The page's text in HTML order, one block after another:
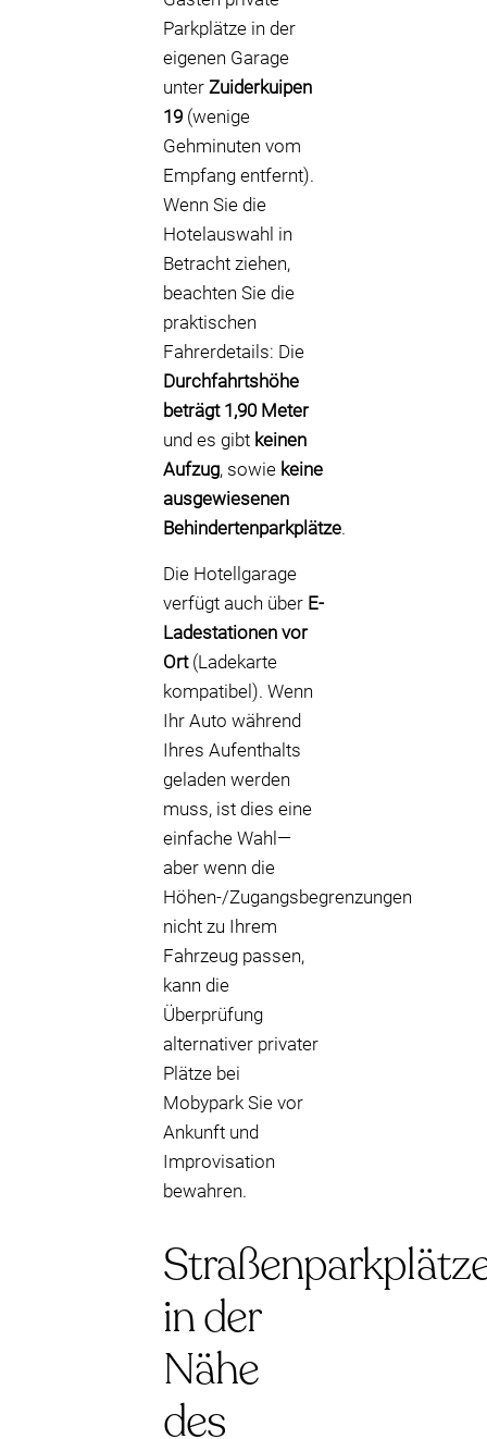
Parkplätze in der
eigenen Garage
unter Zuiderkuipen
19 (wenige
Gehminuten vom
Empfang entfernt).
Wenn Sie die
Hotelauswahl in
Betracht ziehen,
beachten Sie die
praktischen
Fahrerdetails: Die
Durchfahrtshöhe
beträgt 1,90 Meter
und es gibt keinen
Aufzug, sowie keine
ausgewiesenen
Behindertenparkplätze.
Die Hotellgarage
verfügt auch über E-
Ladestationen vor
Ort(Ladekarte
kompatibel). Wenn
Ihr Auto während
Ihres Aufenthalts
geladen werden
muss, ist dies eine
einfache Wahl—
aber wenn die
Höhen-/Zugangsbegrenzungen
nicht zu Ihrem
Fahrzeug passen,
kann die
Überprüfung
alternativer privater
Plätze bei
Mobypark Sie vor
Ankunft und
Improvisation
bewahren.
in der
Nähe
des